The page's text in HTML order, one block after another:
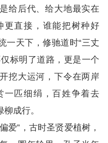
给后代、给大地最实在
更直接，谁能把树种好
一天下，修驰道时“三丈
标明了道路，更是一个
挖大运河，下令在两岸
一匹细绢，百姓争着去
成行。
”，古时圣贤爱植树，